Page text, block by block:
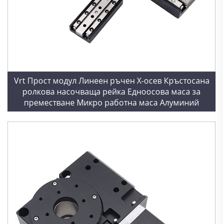
Vrt Прост модул Линеен ръчен X-осев Кръстосана
ролкова насочваща рейка Едноосова маса за
преместване Микро работна маса Алуминий